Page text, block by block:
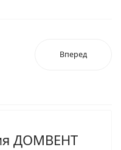
Вперед
ДОМВЕНТ